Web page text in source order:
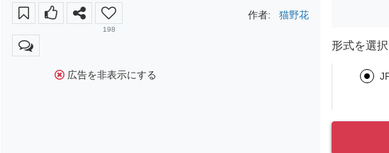
198
作者: 猫野花
広告を非表示にする
形式を選